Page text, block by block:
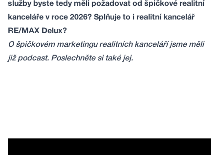
služby byste tedy měli požadovat od špičkové realitní
kanceláře v roce 2026? Splňuje to i realitní kancelář
RE/MAX Delux?
O špičkovém marketingu realitních kanceláří jsme měli
již podcast. Poslechněte si také jej.